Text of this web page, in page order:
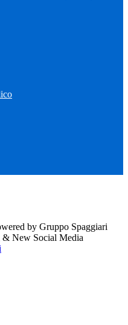
by Gruppo Spaggiari
& New Social Media